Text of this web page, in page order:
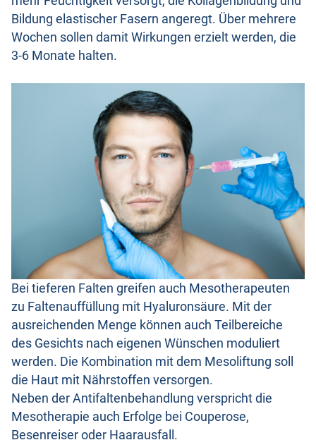
Bildung elastischer Fasern angeregt. Über mehrere
Wochen sollen damit Wirkungen erzielt werden, die
3-6 Monate halten.
Bei tieferen Falten greifen auch Mesotherapeuten
zu Faltenauffüllung mit Hyaluronsäure. Mit der
ausreichenden Menge können auch Teilbereiche
des Gesichts nach eigenen Wünschen moduliert
werden. Die Kombination mit dem Mesoliftung soll
die Haut mit Nährstoffen versorgen.
Neben der Antifaltenbehandlung verspricht die
Mesotherapie auch Erfolge bei Couperose,
Besenreiser oder Haarausfall.